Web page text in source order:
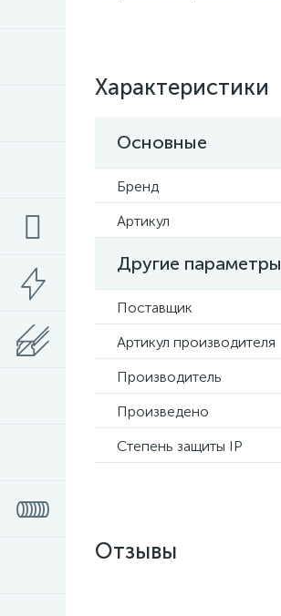
Характеристики
Основные
Бренд
Артикул
Другие параметры
Поставщик
Артикул производителя
Производитель
Произведено
Степень защиты IP
Отзывы